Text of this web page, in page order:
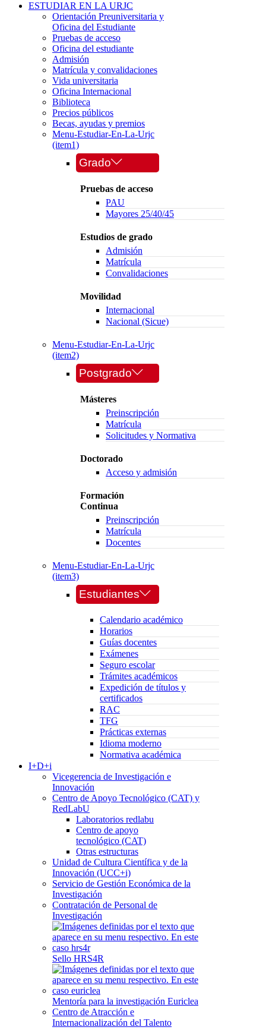
ESTUDIAR EN LA URJC
Orientación Preuniversitaria y
Oficina del Estudiante
Pruebas de acceso
Oficina del estudiante
Admisión
Matrícula y convalidaciones
Vida universitaria
Oficina Internacional
Biblioteca
Precios públicos
Becas, ayudas y premios
Menu-Estudiar-En-La-Urjc
(item1)
Grado
Pruebas de acceso
PAU
Mayores 25/40/45
Estudios de grado
Admisión
Matrícula
Convalidaciones
Movilidad
Internacional
Nacional (Sicue)
Menu-Estudiar-En-La-Urjc
(item2)
Postgrado
Másteres
Preinscripción
Matrícula
Solicitudes y Normativa
Doctorado
Acceso y admisión
Formación
Continua
Preinscripción
Matrícula
Docentes
Menu-Estudiar-En-La-Urjc
(item3)
Estudiantes
Calendario académico
Horarios
Guías docentes
Exámenes
Seguro escolar
Trámites académicos
Expedición de títulos y
certificados
RAC
TFG
Prácticas externas
Idioma moderno
Normativa académica
I+D+i
Vicegerencia de Investigación e
Innovación
Centro de Apoyo Tecnológico (CAT) y
RedLabU
Laboratorios redlabu
Centro de apoyo
tecnológico (CAT)
Otras estructuras
Unidad de Cultura Científica y de la
Innovación (UCC+i)
Servicio de Gestión Económica de la
Investigación
Contratación de Personal de
Investigación
Sello HRS4R
Mentoría para la investigación Euriclea
Centro de Atracción e
Internacionalización del Talento